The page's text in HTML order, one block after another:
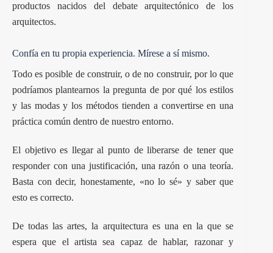
productos nacidos del debate arquitectónico de los
arquitectos.
Confía en tu propia experiencia. Mírese a sí mismo.
Todo es posible de construir, o de no construir, por lo que
podríamos plantearnos la pregunta de por qué los estilos
y las modas y los métodos tienden a convertirse en una
práctica común dentro de nuestro entorno.
El objetivo es llegar al punto de liberarse de tener que
responder con una justificación, una razón o una teoría.
Basta con decir, honestamente, «no lo sé» y saber que
esto es correcto.
De todas las artes, la arquitectura es una en la que se
espera que el artista sea capaz de hablar, razonar y